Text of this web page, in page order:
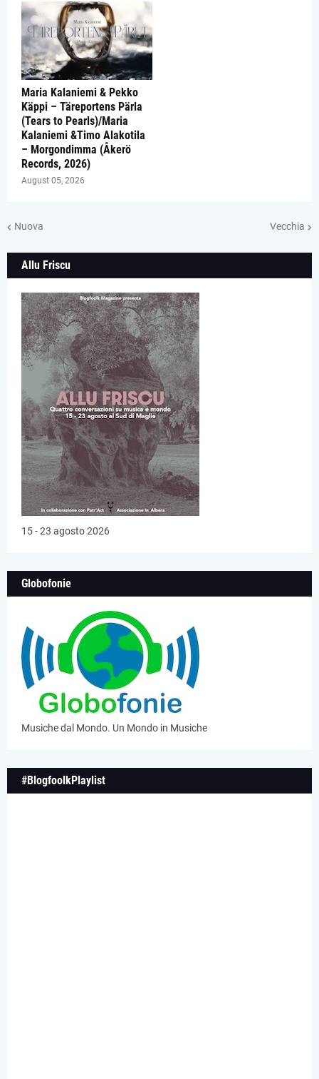
Maria Kalaniemi & Pekko
Käppi – Täreportens Pärla
(Tears to Pearls)/Maria
Kalaniemi &Timo Alakotila
– Morgondimma (Åkerö
Records, 2026)
August 05, 2026
Nuova Vecchia
Allu Friscu
15 - 23 agosto 2026
Globofonie
Musiche dal Mondo. Un Mondo in Musiche
#BlogfoolkPlaylist